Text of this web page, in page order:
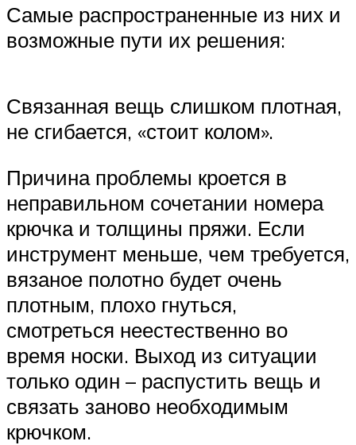
Самые распространенные из них и
возможные пути их решения:
Связанная вещь слишком плотная,
не сгибается, «стоит колом».
Причина проблемы кроется в
неправильном сочетании номера
крючка и толщины пряжи. Если
инструмент меньше, чем требуется,
вязаное полотно будет очень
плотным, плохо гнуться,
смотреться неестественно во
время носки. Выход из ситуации
только один – распустить вещь и
связать заново необходимым
крючком.